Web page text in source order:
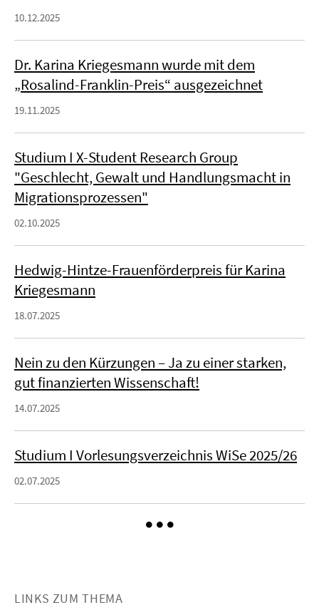
10.12.2025
Dr. Karina Kriegesmann wurde mit dem
„Rosalind-Franklin-Preis“ ausgezeichnet
19.11.2025
Studium I X-Student Research Group
"Geschlecht, Gewalt und Handlungsmacht in
Migrationsprozessen"
02.10.2025
Hedwig-Hintze-Frauenförderpreis für Karina
Kriegesmann
18.07.2025
Nein zu den Kürzungen – Ja zu einer starken,
gut finanzierten Wissenschaft!
14.07.2025
Studium I Vorlesungsverzeichnis WiSe 2025/26
02.07.2025
LINKS ZUM THEMA